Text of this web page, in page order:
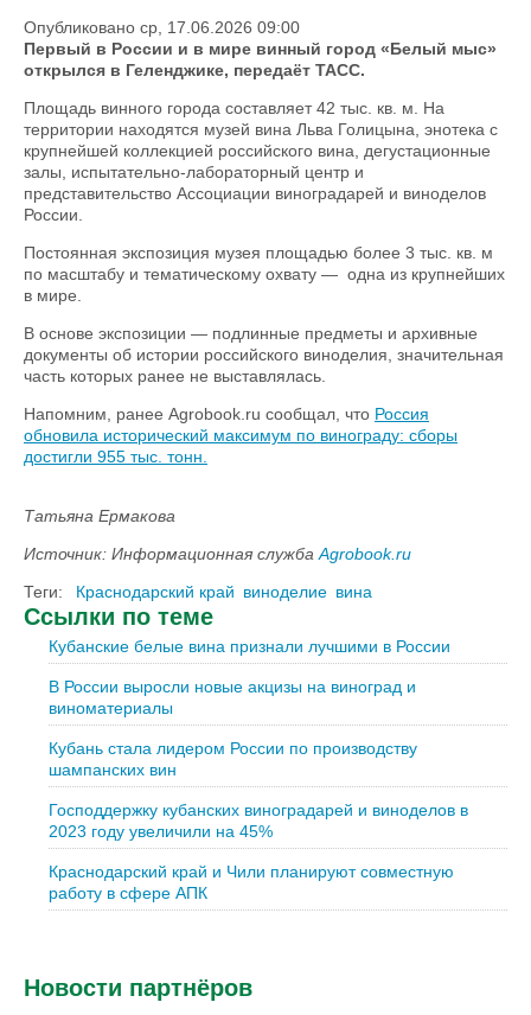
Опубликовано ср, 17.06.2026 09:00
Первый в России и в мире винный город «Белый мыс»
открылся в Геленджике, передаёт ТАСС.
Площадь винного города составляет 42 тыс. кв. м. На
территории находятся музей вина Льва Голицына, энотека с
крупнейшей коллекцией российского вина, дегустационные
залы, испытательно-лабораторный центр и
представительство Ассоциации виноградарей и виноделов
России.
Постоянная экспозиция музея площадью более 3 тыс. кв. м
по масштабу и тематическому охвату — одна из крупнейших
в мире.
В основе экспозиции — подлинные предметы и архивные
документы об истории российского виноделия, значительная
часть которых ранее не выставлялась.
Напомним, ранее Agrobook.ru сообщал, что Россия
обновила исторический максимум по винограду: сборы
достигли 955 тыс. тонн.
Татьяна Ермакова
Источник: Информационная служба Agrobook.ru
Теги:
Краснодарский край виноделие вина
Ссылки по теме
Кубанские белые вина признали лучшими в России
В России выросли новые акцизы на виноград и
виноматериалы
Кубань стала лидером России по производству
шампанских вин
Господдержку кубанских виноградарей и виноделов в
2023 году увеличили на 45%
Краснодарский край и Чили планируют совместную
работу в сфере АПК
Новости партнёров